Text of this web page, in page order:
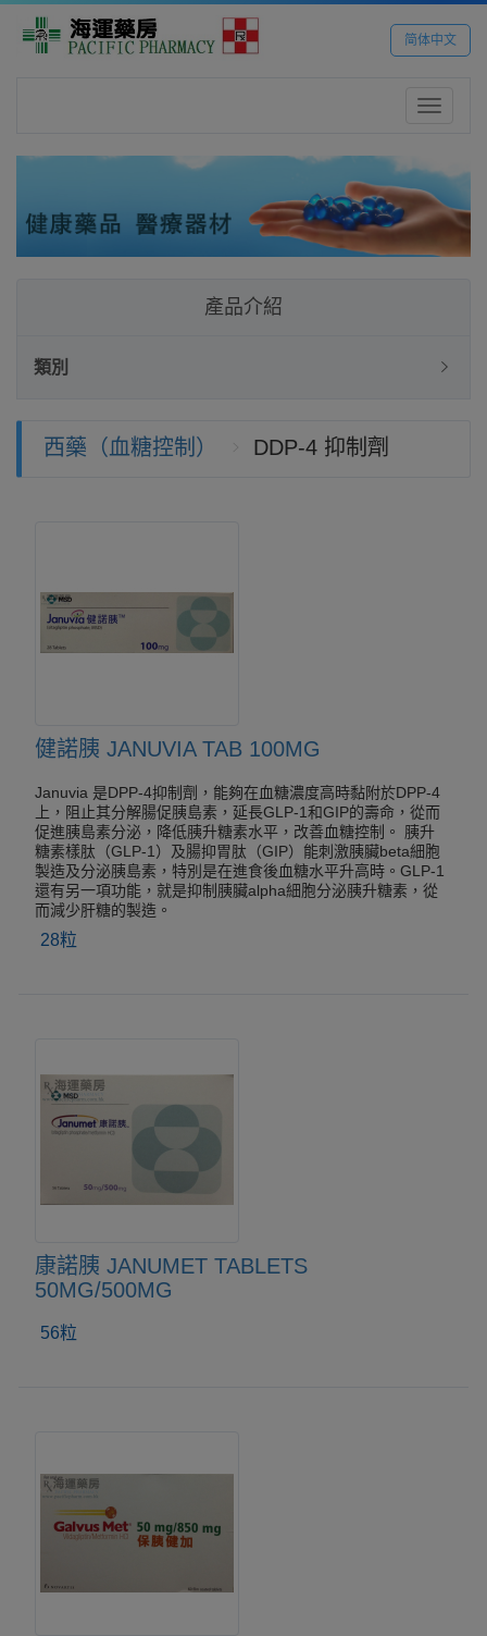
简体中文
Toggle
產品介紹
類別
西藥（血糖控制） DDP-4 抑制劑
健諾胰 JANUVIA TAB 100MG
Januvia 是DPP-4抑制劑，能夠在血糖濃度高時黏附於DPP-4
上，阻止其分解腸促胰島素，延長GLP-1和GIP的壽命，從而
促進胰島素分泌，降低胰升糖素水平，改善血糖控制。 胰升
糖素樣肽（GLP-1）及腸抑胃肽（GIP）能刺激胰臟beta細胞
製造及分泌胰島素，特別是在進食後血糖水平升高時。GLP-1
還有另一項功能，就是抑制胰臟alpha細胞分泌胰升糖素，從
而減少肝糖的製造。
28粒
康諾胰 JANUMET TABLETS
50MG/500MG
56粒